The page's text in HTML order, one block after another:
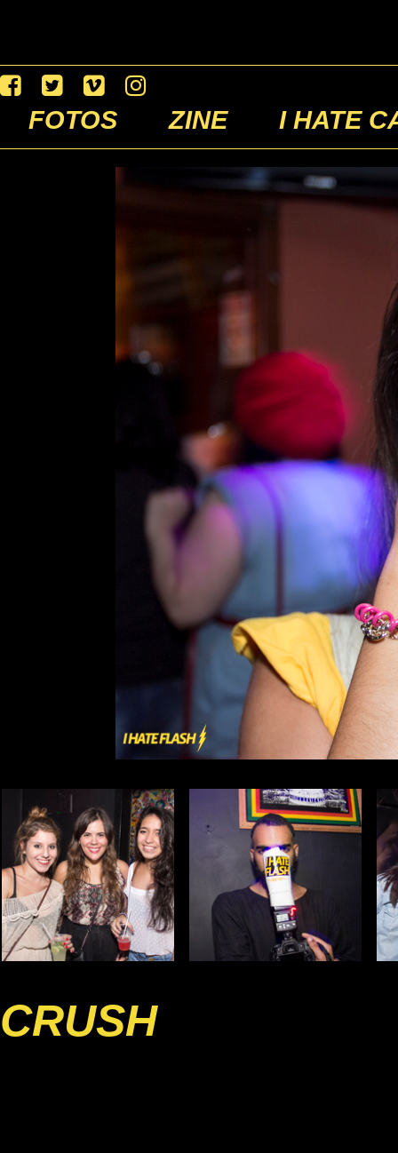
FOTOS ZINE I HATE
CRUSH